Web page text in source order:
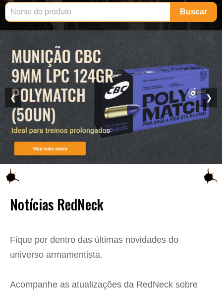
Buscar
❮ ❯
Notícias RedNeck
Fique por dentro das últimas novidades do
universo armamentista.
Acompanhe as atualizações da RedNeck sobre